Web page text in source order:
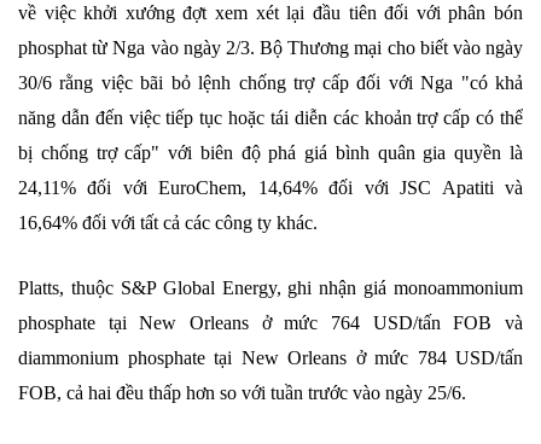
về việc khởi xướng đợt xem xét lại đầu tiên đối với phân bón
phosphat từ Nga vào ngày 2/3. Bộ Thương mại cho biết vào ngày
30/6 rằng việc bãi bỏ lệnh chống trợ cấp đối với Nga "có khả
năng dẫn đến việc tiếp tục hoặc tái diễn các khoản trợ cấp có thể
bị chống trợ cấp" với biên độ phá giá bình quân gia quyền là
24,11% đối với EuroChem, 14,64% đối với JSC Apatiti và
16,64% đối với tất cả các công ty khác.
Platts, thuộc S&P Global Energy, ghi nhận giá monoammonium
phosphate tại New Orleans ở mức 764 USD/tấn FOB và
diammonium phosphate tại New Orleans ở mức 784 USD/tấn
FOB, cả hai đều thấp hơn so với tuần trước vào ngày 25/6.